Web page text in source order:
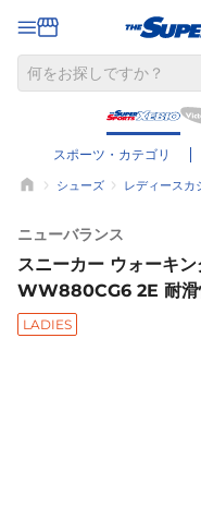
スポーツ・カテゴリ
シューズ レディースカ
ニューバランス
スニーカー ウォーキ
WW880CG6 2E 耐滑
LADIES